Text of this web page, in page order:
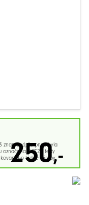
znamená, že pneu byla
označena DOT23 tedy
týdne výroby.
250,-